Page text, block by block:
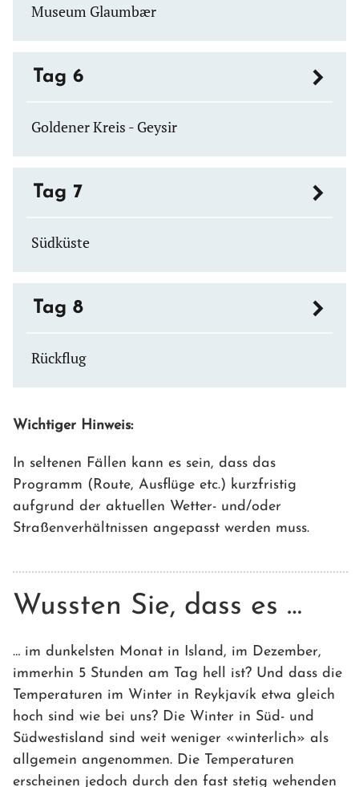
Museum Glaumbær
Tag 6
Goldener Kreis - Geysir
Tag 7
Südküste
Tag 8
Rückflug
Wichtiger Hinweis:
In seltenen Fällen kann es sein, dass das
Programm (Route, Ausflüge etc.) kurzfristig
aufgrund der aktuellen Wetter- und/oder
Straßenverhältnissen angepasst werden muss.
Wussten Sie, dass es …
… im dunkelsten Monat in Island, im Dezember,
immerhin 5 Stunden am Tag hell ist? Und dass die
Temperaturen im Winter in Reykjavík etwa gleich
hoch sind wie bei uns? Die Winter in Süd- und
Südwestisland sind weit weniger «winterlich» als
allgemein angenommen. Die Temperaturen
erscheinen jedoch durch den fast stetig wehenden